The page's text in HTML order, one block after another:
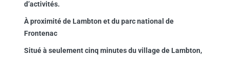
d’activités.
À proximité de Lambton et du parc national de
Frontenac
Situé à seulement cinq minutes du village de Lambton,